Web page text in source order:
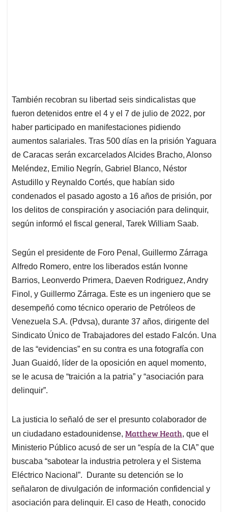
También recobran su libertad seis sindicalistas que
fueron detenidos entre el 4 y el 7 de julio de 2022, por
haber participado en manifestaciones pidiendo
aumentos salariales. Tras 500 días en la prisión Yaguara
de Caracas serán excarcelados Alcides Bracho, Alonso
Meléndez, Emilio Negrín, Gabriel Blanco, Néstor
Astudillo y Reynaldo Cortés, que habían sido
condenados el pasado agosto a 16 años de prisión, por
los delitos de conspiración y asociación para delinquir,
según informó el fiscal general, Tarek William Saab.
Según el presidente de Foro Penal, Guillermo Zárraga
Alfredo Romero, entre los liberados están Ivonne
Barrios, Leonverdo Primera, Daeven Rodriguez, Andry
Finol, y Guillermo Zárraga. Este es un ingeniero que se
desempeñó como técnico operario de Petróleos de
Venezuela S.A. (Pdvsa), durante 37 años, dirigente del
Sindicato Único de Trabajadores del estado Falcón. Una
de las “evidencias” en su contra es una fotografía con
Juan Guaidó, líder de la oposición en aquel momento,
se le acusa de “traición a la patria” y “asociación para
delinquir”.
La justicia lo señaló de ser el presunto colaborador de
un ciudadano estadounidense, Matthew Heath, que el
Ministerio Público acusó de ser un “espía de la CIA” que
buscaba “sabotear la industria petrolera y el Sistema
Eléctrico Nacional”. Durante su detención se lo
señalaron de divulgación de información confidencial y
asociación para delinquir. El caso de Heath, conocido